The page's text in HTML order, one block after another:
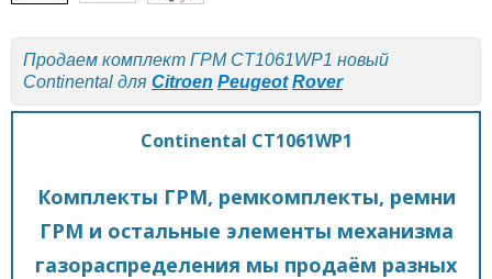
Продаем комплект ГРМ CT1061WP1 новый
Continental для Citroen Peugeot Rover
Continental CT1061WP1
Комплекты ГРМ, ремкомплекты, ремни
ГРМ и остальные элементы механизма
газораспределения мы продаём разных